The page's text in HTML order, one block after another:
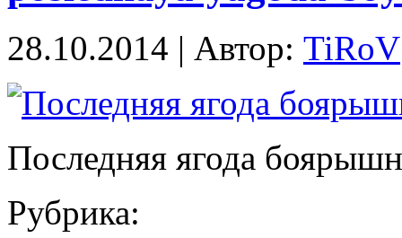
28.10.2014 | Автор: TiRoV
Последняя ягода
Рубрика: